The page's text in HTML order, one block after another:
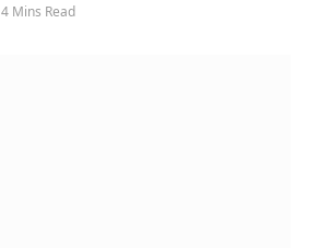
4 Mins Read